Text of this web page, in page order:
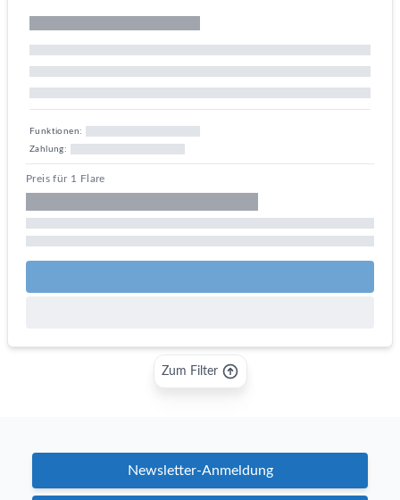
Funktionen:
Zahlung:
Preis für 1 Flare
Zum Filter
Newsletter-Anmeldung